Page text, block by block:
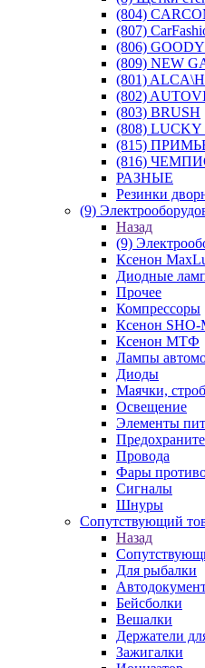
(804)
(807)
(806)
(809) NEW
(801)
(802)
(803) BRUSH
(808) LUCKY
(815)
(816)
РАЗНЫЕ
Резинки
(9)
Назад
(9)
Ксенон
Диодные
Прочее
Компрессоры
Ксенон SHO-
Ксенон МТФ
Лампы
Диоды
Маячки,
Освещение
Элементы
Провода
Фары
Сигналы
Шнуры
Сопутствующий
Назад
Для рыбалки
Бейсболки
Вешалки
Держатели
Зажигалки